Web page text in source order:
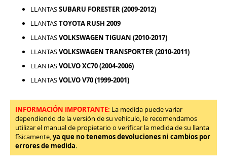
LLANTASSUBARU FORESTER (2009-2012)
LLANTASTOYOTA RUSH 2009
LLANTASVOLKSWAGEN TIGUAN (2010-2017)
LLANTASVOLKSWAGEN TRANSPORTER (2010-2011)
LLANTASVOLVO XC70 (2004-2006)
LLANTASVOLVO V70 (1999-2001)
INFORMACIÓN IMPORTANTE: La medida puede variar
dependiendo de la versión de su vehículo, le recomendamos
utilizar el manual de propietario o verificar la medida de su llanta
físicamente,ya que no tenemos devoluciones ni cambios por
errores de medida.